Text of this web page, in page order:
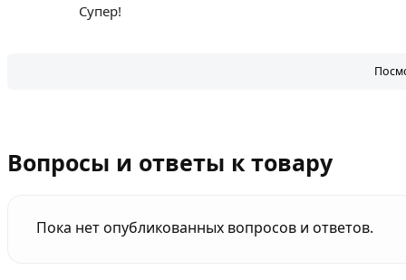
Супер!
Вопросы и ответы к товару
Пока нет опубликованных вопросов и ответов.